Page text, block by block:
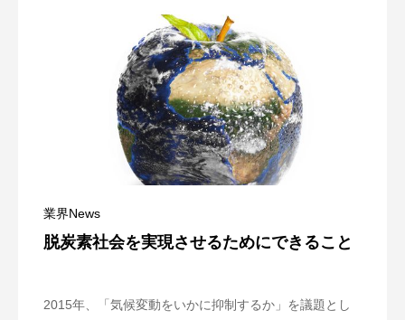
業界News
脱炭素社会を実現させるためにできること
2015年、「気候変動をいかに抑制するか」を議題とし